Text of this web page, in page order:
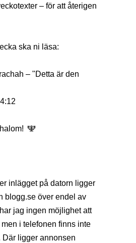
– för att återigen
ska ni läsa:
– "Detta är den
🕎
inlägget på datorn ligger
blogg.se över endel av
jag ingen möjlighet att
i telefonen finns inte
Där ligger annonsen